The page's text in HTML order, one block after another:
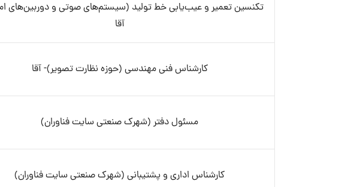
تکنسین تعمیر و عیب‌یابی خط تولید (سیستم‌های صوتی و دوربین‌های
آقا
کارشناس فنی مهندسی (حوزه نظارت تصویر)- آقا
مسئول دفتر (شهرک صنعتی سایت فناوران)
کارشناس اداری و پشتیبانی (شهرک صنعتی سایت فناوران)